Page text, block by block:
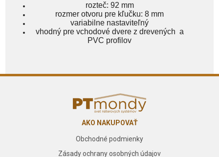
rozteč: 92 mm
rozmer otvoru pre kľučku: 8 mm
variabilne nastaviteľný
vhodný pre vchodové dvere z drevených a
PVC profilov
AKO NAKUPOVAŤ
Obchodné podmienky
Zásady ochrany osobných údajov